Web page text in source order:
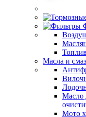
Масла и
Масло
Мото